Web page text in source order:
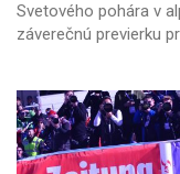
Svetového pohára v
záverečnú previerku